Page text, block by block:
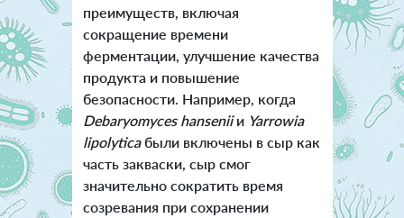
преимуществ, включая
сокращение времени
ферментации, улучшение качества
продукта и повышение
безопасности. Например, когда
Debaryomyces hanseniiи Yarrowia
lipolyticaбыли включены в сыр как
часть закваски, сыр смог
значительно сократить время
созревания при сохранении